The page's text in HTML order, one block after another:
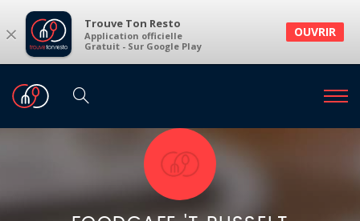
× Trouve Ton Resto
Application officielle
Gratuit - Sur Google Play
OUVRIR